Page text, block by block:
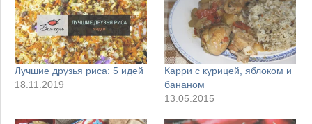
Лучшие друзья риса: 5 идей
18.11.2019
Карри с курицей, яблоком и
бананом
13.05.2015